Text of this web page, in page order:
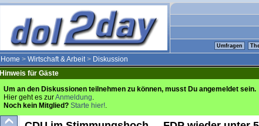
Umfragen
Home > Wirtschaft & Arbeit> Diskussion
Hinweis für Gäste
Um an den Diskussionen teilnehmen zu können, musst Du angemeldet sein.
Hier geht es zurAnmeldung.
Noch kein Mitglied? Starte hier!.